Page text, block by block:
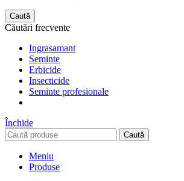
Caută
Căutări frecvente
Ingrasamant
Seminte
Erbicide
Insecticide
Seminte profesionale
Închide
Caută
Meniu
Produse